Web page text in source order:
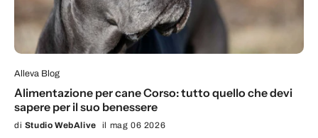
Alleva Blog
Alimentazione per cane Corso: tutto quello che devi
sapere per il suo benessere
di Studio WebAlive il mag 06 2026